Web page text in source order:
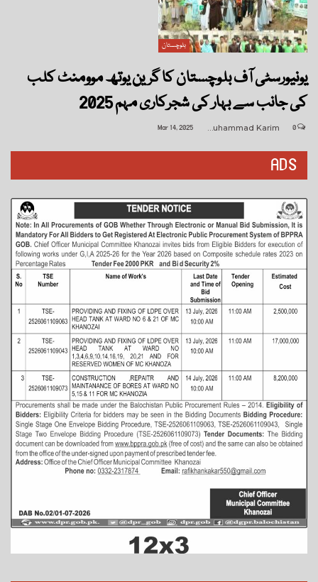
بلوچستان
یونیورسٹی آف بلوچستان کا گرین یوتھ موومنٹ کلب
کی جانب سے بہار کی شجرکاری مہم 2025
Muhammad Karim
Mar 14, 2025
ADS